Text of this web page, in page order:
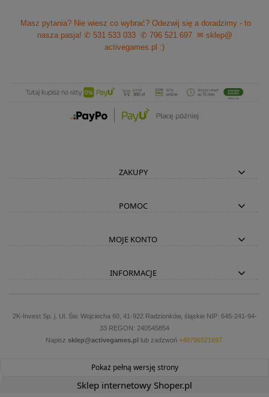
Masz pytania? Nie wiesz co wybrać? Odezwij się a doradzimy - to
nasza pasja! ✆ 531 533 033 ✆ 796 521 697
✉ sklep@
activegames.pl :)
ZAKUPY
POMOC
MOJE KONTO
INFORMACJE
2K-Invest Sp. j. Ul. Św. Wojciecha 60, 41-922 Radzionków, śląskie NIP: 645-241-94-
33 REGON: 240545854
Napisz sklep@activegames.pl lub zadzwoń +48796521697
Pokaż pełną wersję strony
Sklep internetowy Shoper.pl